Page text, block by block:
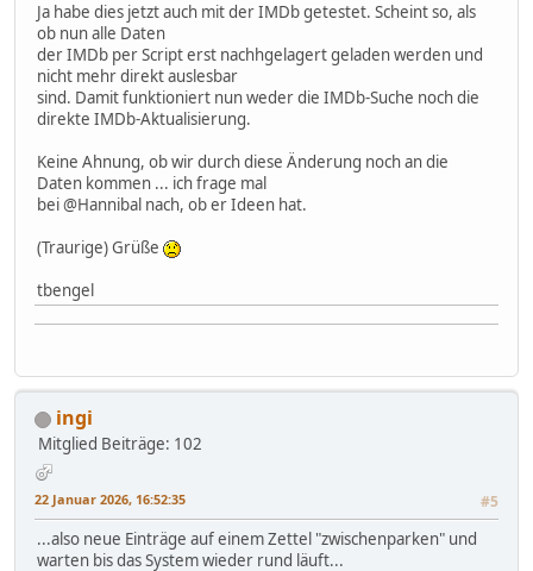
Ja habe dies jetzt auch mit der IMDb getestet. Scheint so, als
ob nun alle Daten
der IMDb per Script erst nachhgelagert geladen werden und
nicht mehr direkt auslesbar
sind. Damit funktioniert nun weder die IMDb-Suche noch die
direkte IMDb-Aktualisierung.
Keine Ahnung, ob wir durch diese Änderung noch an die
Daten kommen ... ich frage mal
bei @Hannibal nach, ob er Ideen hat.
(Traurige) Grüße
tbengel
ingi
Mitglied Beiträge: 102
22 Januar 2026, 16:52:35 #5
...also neue Einträge auf einem Zettel "zwischenparken" und
warten bis das System wieder rund läuft...